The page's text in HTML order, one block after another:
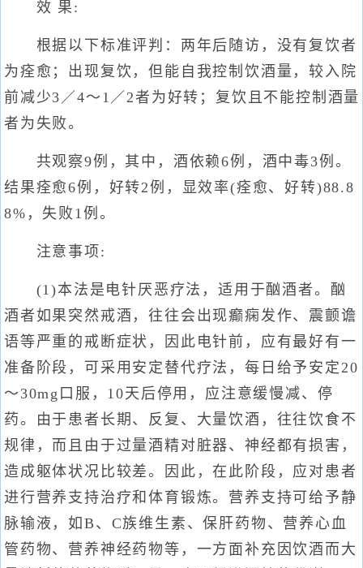
效 果:
根据以下标准评判：两年后随访，没有复饮者
为痊愈；出现复饮，但能自我控制饮酒量，较入院
前减少3／4～1／2者为好转；复饮且不能控制酒量
者为失败。
共观察9例，其中，酒依赖6例，酒中毒3例。
结果痊愈6例，好转2例，显效率(痊愈、好转)88.8
8%，失败1例。
注意事项:
(1)本法是电针厌恶疗法，适用于酗酒者。酗
酒者如果突然戒酒，往往会出现癫痫发作、震颤谵
语等严重的戒断症状，因此电针前，应有最好有一
准备阶段，可采用安定替代疗法，每日给予安定20
～30mg口服，10天后停用，应注意缓慢减、停
药。由于患者长期、反复、大量饮酒，往往饮食不
规律，而且由于过量酒精对脏器、神经都有损害，
造成躯体状况比较差。因此，在此阶段，应对患者
进行营养支持治疗和体育锻炼。营养支持可给予静
脉输液，如B、C族维生素、保肝药物、营养心血
管药物、营养神经药物等，一方面补充因饮酒而大